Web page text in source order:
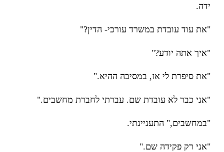
ידה.
"את עוד עובדת במשרד עורכי- הדין?"
"איך אתה יודע?"
"את סיפרת לי אז, במסיבה ההיא."
"אני כבר לא עובדת שם. עברתי לחברת מחשבים."
"במחשבים," התעניינתי.
"אני רק פקידה שם."